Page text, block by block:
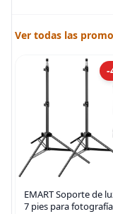
Ver todas las
-
EMART Soporte de
7 pies para